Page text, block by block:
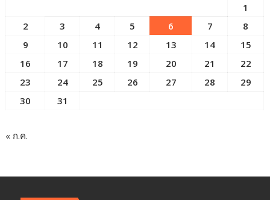
1
2
3 4 5 6 7
8
9
10 11 12 13 14
15
16
17 18 19 20 21
22
23
24 25 26 27 28
29
30
31
« ก.ค.